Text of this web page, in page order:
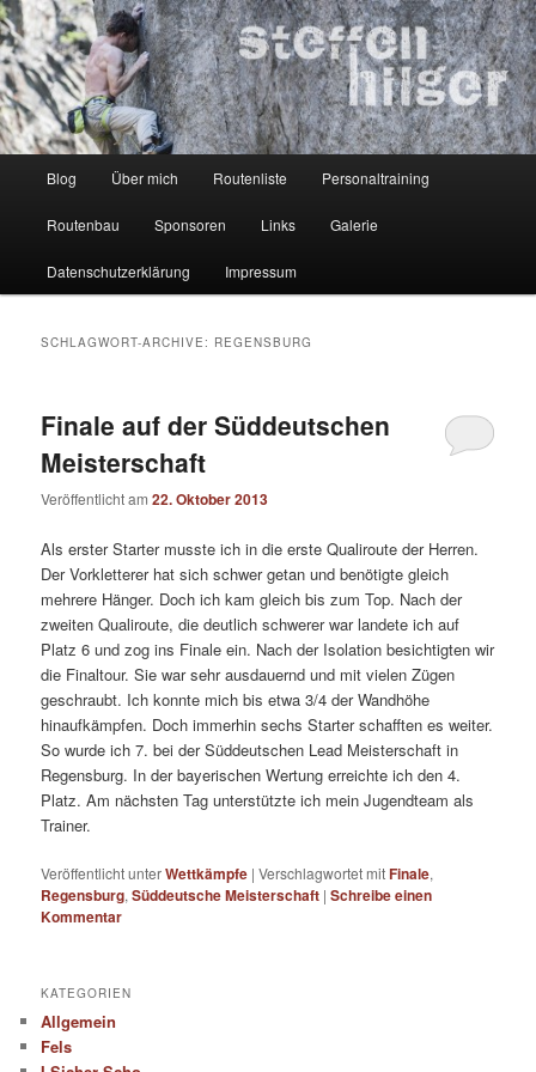
Zum
Inhalt
wechseln
Zum
sekundären
Inhalt
wechselnSteffen Hilger
Kletterer – Routenbauer – Trainer
Blog Über mich Routenliste Personaltraining
Routenbau Sponsoren Links Galerie
Datenschutzerklärung Impressum
SCHLAGWORT-ARCHIVE: REGENSBURG
Finale auf der Süddeutschen
Meisterschaft
Veröffentlicht am22. Oktober 2013
Als erster Starter musste ich in die erste Qualiroute der Herren.
Der Vorkletterer hat sich schwer getan und benötigte gleich
mehrere Hänger. Doch ich kam gleich bis zum Top. Nach der
zweiten Qualiroute, die deutlich schwerer war landete ich auf
Platz 6 und zog ins Finale ein. Nach der Isolation besichtigten wir
die Finaltour. Sie war sehr ausdauernd und mit vielen Zügen
geschraubt. Ich konnte mich bis etwa 3/4 der Wandhöhe
hinaufkämpfen. Doch immerhin sechs Starter schafften es weiter.
So wurde ich 7. bei der Süddeutschen Lead Meisterschaft in
Regensburg. In der bayerischen Wertung erreichte ich den 4.
Platz. Am nächsten Tag unterstützte ich mein Jugendteam als
Trainer.
Veröffentlicht unterWettkämpfe |Verschlagwortet mitFinale,
Regensburg,Süddeutsche Meisterschaft |Schreibe einen
Kommentar
KATEGORIEN
Allgemein
Fels